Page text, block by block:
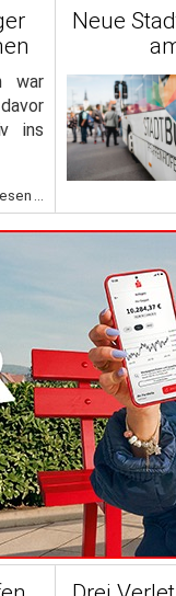
war
ins
...
Neue